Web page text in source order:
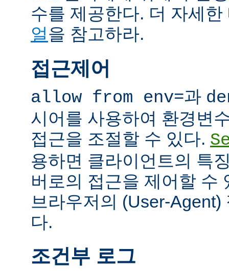
수를 제공한다. 더 자세
얼을 참고하라.
접근제어
allow from env=과
시어를 사용하여 환경변
접근을 조절할 수 있다.
용하면 클라이언트의 특
버로의 접근을 제어할 수
브라우저의 (User-
다.
조건부 로그